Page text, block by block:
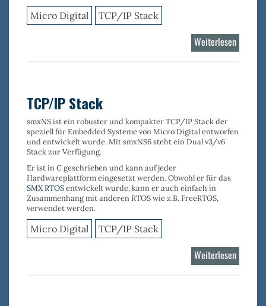
Micro Digital TCP/IP Stack
Weiterlesen
TCP/IP
TCP/IP Stack
smxNSist ein robuster und kompakterTCP/IP Stackder
speziell für Embedded Systemevon Micro Digital entworfen
und entwickelt wurde. Mit smxNS6 steht ein Dual v3/v6
Stack zur Verfügung.
Er ist in C geschrieben und kann auf jeder
Hardwareplattform eingesetzt werden. Obwohl er für das
SMX RTOSentwickelt wurde, kann er auch einfach in
Zusammenhang mit anderen RTOS wie z.B. FreeRTOS,
verwendet werden.
Micro Digital TCP/IP Stack
Weiterlesen
TCP/IP